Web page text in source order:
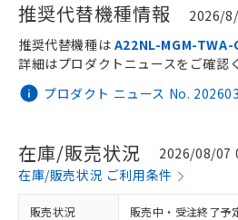
推奨代替機種情報 2026/
プロダクト ニュース No.
推奨代替機種は A22NL-MGM-TWA-
詳細はプロダクトニュースをご確認
在庫/販売状況
2026/08/07
在庫/販売状況 ご利用条件
販売状況 販売中・受注終了予